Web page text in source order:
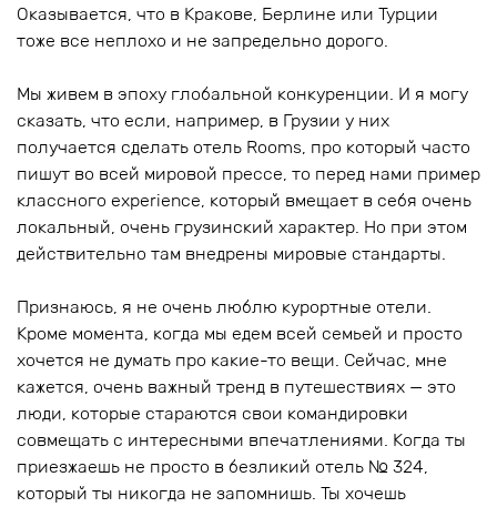
Оказывается, что в Kракове, Берлине или Турции
тоже все неплохо и не запредельно дорого.
Мы живем в эпоху глобальной конкуренции. И я могу
сказать, что если, например, в Грузии у них
получается сделать отель Rooms, про который часто
пишут во всей мировой прессе, то перед нами пример
классного experience, который вмещает в себя очень
локальный, очень грузинский характер. Но при этом
действительно там внедрены мировые стандарты.
Признаюсь, я не очень люблю курортные отели.
Кроме момента, когда мы едем всей семьей и просто
хочется не думать про какие-то вещи. Сейчас, мне
кажется, очень важный тренд в путешествиях — это
люди, которые стараются свои командировки
совмещать с интересными впечатлениями. Когда ты
приезжаешь не просто в безликий отель № 324,
который ты никогда не запомнишь. Ты хочешь